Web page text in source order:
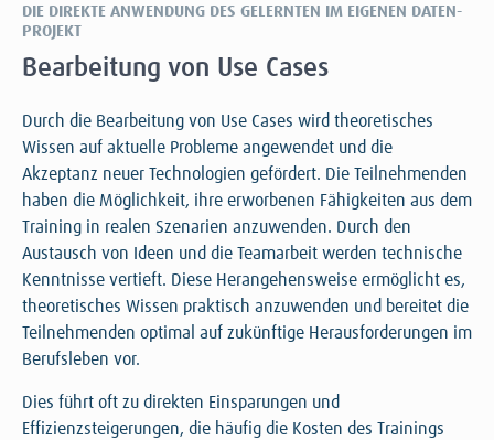
DIE DIREKTE ANWENDUNG DES GELERNTEN IM EIGENEN DATEN-
PROJEKT
Bearbeitung von Use Cases
Durch die Bearbeitung von Use Cases wird theoretisches
Wissen auf aktuelle Probleme angewendet und die
Akzeptanz neuer Technologien gefördert. Die Teilnehmenden
haben die Möglichkeit, ihre erworbenen Fähigkeiten aus dem
Training in realen Szenarien anzuwenden. Durch den
Austausch von Ideen und die Teamarbeit werden technische
Kenntnisse vertieft. Diese Herangehensweise ermöglicht es,
theoretisches Wissen praktisch anzuwenden und bereitet die
Teilnehmenden optimal auf zukünftige Herausforderungen im
Berufsleben vor.
Dies führt oft zu direkten Einsparungen und
Effizienzsteigerungen, die häufig die Kosten des Trainings